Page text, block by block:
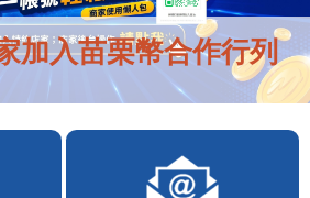
加入苗栗幣合作行列